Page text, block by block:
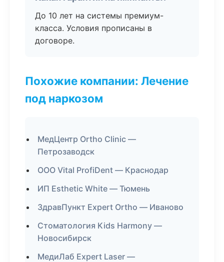
До 10 лет на системы премиум-
класса. Условия прописаны в
договоре.
Похожие компании: Лечение
под наркозом
МедЦентр Ortho Clinic —
Петрозаводск
ООО Vital ProfiDent — Краснодар
ИП Esthetic White — Тюмень
ЗдравПункт Expert Ortho — Иваново
Стоматология Kids Harmony —
Новосибирск
МедиЛаб Expert Laser —